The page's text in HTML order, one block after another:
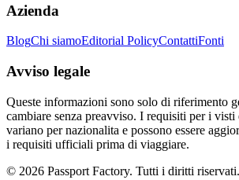
Azienda
BlogChi siamoEditorial PolicyContattiFonti
Avviso legale
Queste informazioni sono solo di riferimento
cambiare senza preavviso. I requisiti per i
variano per nazionalita e possono essere
i requisiti ufficiali prima di viaggiare.
© 2026 Passport Factory. Tutti i diritti riservati.